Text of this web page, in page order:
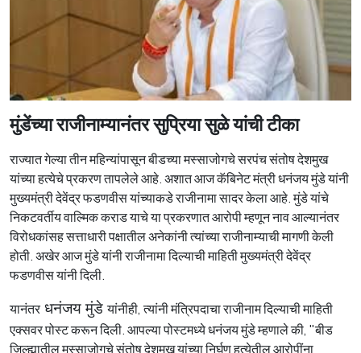
मुंडेंच्या राजीनाम्यानंतर सुप्रिया सुळे यांची टीका
राज्यात गेल्या तीन महिन्यांपासून बीडच्या मस्साजोगचे सरपंच संतोष देशमुख
यांच्या हत्येचे प्रकरण तापलेले आहे. अशात आज कॅबिनेट मंत्री धनंजय मुंडे यांनी
मुख्यमंत्री देवेंद्र फडणवीस यांच्याकडे राजीनामा सादर केला आहे. मुंडे यांचे
निकटवर्तीय वाल्मिक कराड याचे या प्रकरणात आरोपी म्हणून नाव आल्यानंतर
विरोधकांसह सत्ताधारी पक्षातील अनेकांनी त्यांच्या राजीनाम्याची मागणी केली
होती. अखेर आज मुंडे यांनी राजीनामा दिल्याची माहिती मुख्यमंत्री देवेंद्र
फडणवीस यांनी दिली.
यानंतर धनंजय मुंडेयांनीही, त्यांनी मंत्रिपदाचा राजीनाम दिल्याची माहिती
एक्सवर पोस्ट करून दिली. आपल्या पोस्टमध्ये धनंजय मुंडे म्हणाले की, "बीड
जिल्ह्यातील मस्साजोगचे संतोष देशमुख यांच्या निर्घृण हत्येतील आरोपींना